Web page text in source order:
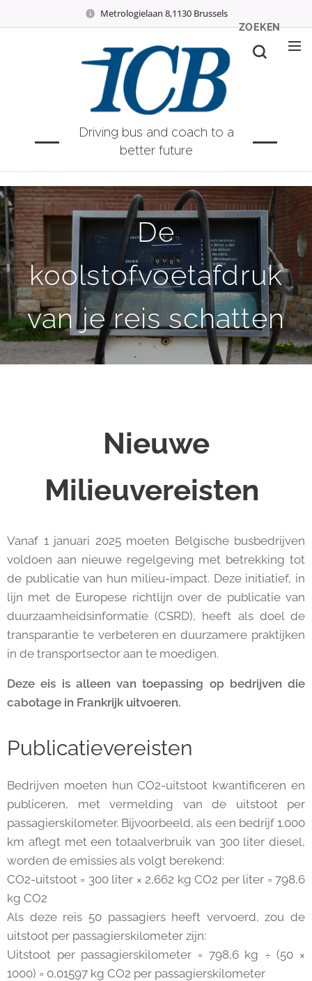
Metrologielaan 8,1130 Brussels
Driving bus and coach to a
better future
ZOEKEN
De
koolstofvoetafdruk
van je reis schatten
Nieuwe
Milieuvereisten
Vanaf 1 januari 2025 moeten Belgische busbedrijven
voldoen aan nieuwe regelgeving met betrekking tot
de publicatie van hun milieu-impact. Deze initiatief, in
lijn met de Europese richtlijn over de publicatie van
duurzaamheidsinformatie (CSRD), heeft als doel de
transparantie te verbeteren en duurzamere praktijken
in de transportsector aan te moedigen.
Deze eis is alleen van toepassing op bedrijven die
cabotage in Frankrijk uitvoeren.
Publicatievereisten
Bedrijven moeten hun CO2-uitstoot kwantificeren en
publiceren, met vermelding van de uitstoot per
passagierskilometer. Bijvoorbeeld, als een bedrijf 1.000
km aflegt met een totaalverbruik van 300 liter diesel,
worden de emissies als volgt berekend:
CO2-uitstoot = 300 liter × 2,662 kg CO2 per liter = 798,6
kg CO2
Als deze reis 50 passagiers heeft vervoerd, zou de
uitstoot per passagierskilometer zijn:
Uitstoot per passagierskilometer = 798,6 kg ÷ (50 ×
1000) = 0,01597 kg CO2 per passagierskilometer